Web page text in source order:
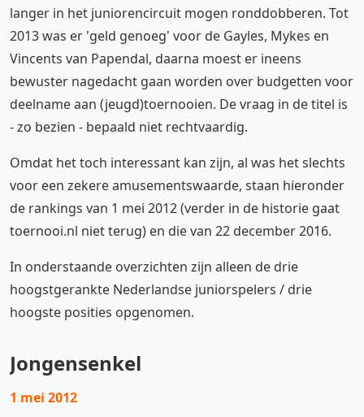
langer in het juniorencircuit mogen ronddobberen. Tot
2013 was er 'geld genoeg' voor de Gayles, Mykes en
Vincents van Papendal, daarna moest er ineens
bewuster nagedacht gaan worden over budgetten voor
deelname aan (jeugd)toernooien. De vraag in de titel is
- zo bezien - bepaald niet rechtvaardig.
Omdat het toch interessant kan zijn, al was het slechts
voor een zekere amusementswaarde, staan hieronder
de rankings van 1 mei 2012 (verder in de historie gaat
toernooi.nl niet terug) en die van 22 december 2016.
In onderstaande overzichten zijn alleen de drie
hoogstgerankte Nederlandse juniorspelers / drie
hoogste posities opgenomen.
Jongensenkel
1 mei 2012